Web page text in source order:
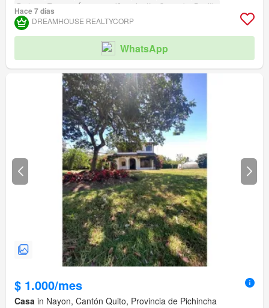
Bodega
Terraza Área para niños Jardín Conserje Parrilla
Hace 7 días
DREAMHOUSE REALTYCORP
WhatsApp
$ 1.000/mes
Casa in Nayon, Cantón Quito, Provincia de Pichincha